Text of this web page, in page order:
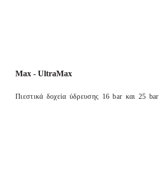
Max - UltraMax
Πιεστικά δοχεία ύδρευσης 16 bar και 25 bar